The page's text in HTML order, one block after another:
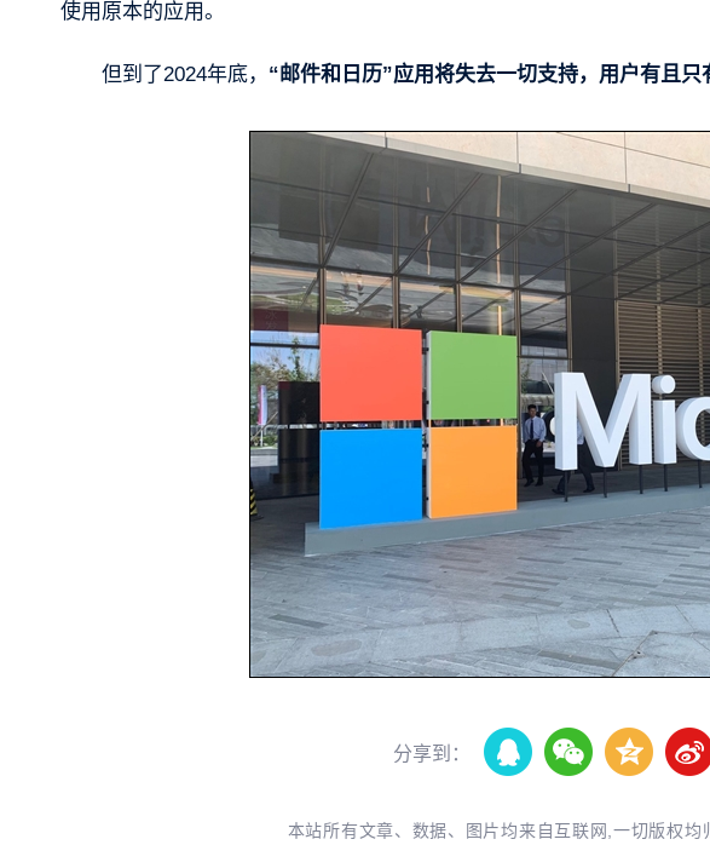
使用原本的应用。
但到了2024年底， “邮件和日历”应用将失去一切支持，用户有且只
分享到：
本站所有文章、数据、图片均来自互联网,一切版权均